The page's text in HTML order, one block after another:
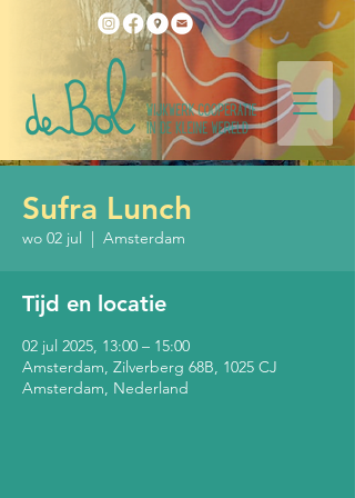
Sufra Lunch
wo 02 jul
  |
Amsterdam
Tijd en locatie
02 jul 2025, 13:00 – 15:00
Amsterdam, Zilverberg 68B, 1025 CJ
Amsterdam, Nederland